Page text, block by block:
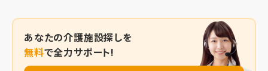
あなたの介護施設探しを
無料で全力サポート!